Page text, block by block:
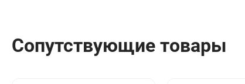
Сопутствующие товары